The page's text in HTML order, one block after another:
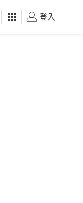
好食玩飛
登入